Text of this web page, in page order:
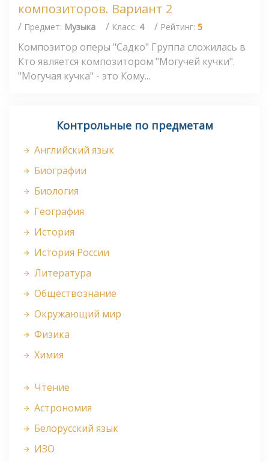
композиторов. Вариант 2
/ Предмет: Музыка / Класс: 4 / Рейтинг: 5
Композитор оперы "Садко" Группа сложилась в
Кто является композитором "Могучей кучки".
"Могучая кучка" - это Кому...
Контрольные по предметам
Английский язык
Биографии
Биология
География
История
История России
Литература
Обществознание
Окружающий мир
Физика
Химия
Чтение
Астрономия
Белорусский язык
ИЗО